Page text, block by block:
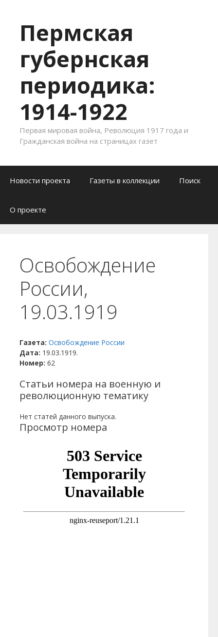
Пермская
губернская
периодика:
1914-1922
Первая мировая война, Революция 1917 года и
Гражданская война на страницах газет
Новости проекта
Газеты в коллекции Поиск
О проекте
Освобождение
России,
19.03.1919
Газета: Освобождение России
Дата: 19.03.1919.
Номер: 62
Статьи номера на военную и
революционную тематику
Нет статей данного выпуска.
Просмотр номера